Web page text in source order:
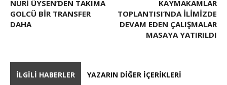
NURI ÜYSEN’DEN TAKIMA
GOLCÜ BIR TRANSFER
DAHA
KAYMAKAMLAR
TOPLANTISI’NDA İLIMIZDE
DEVAM EDEN ÇALIŞMALAR
MASAYA YATIRILDI
İLGILI HABERLER YAZARIN DIĞER İÇERIKLERI